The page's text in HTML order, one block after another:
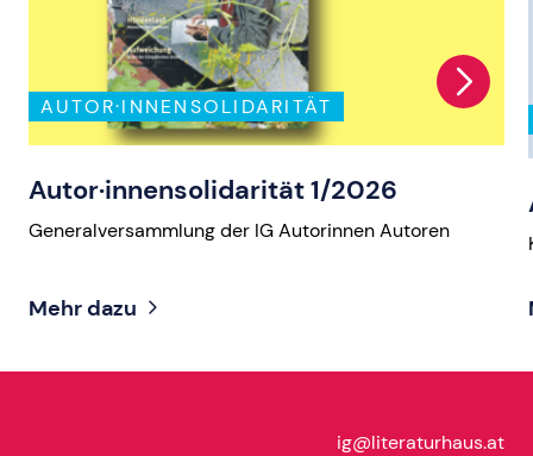
AUTOR·INNENSOLIDARITÄT
Autor·innensolidarität 1/2026
Generalversammlung der IG Autorinnen Autoren
Mehr dazu
ig@literaturhaus.at